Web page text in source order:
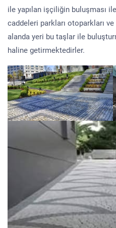
ile yapılan işçiliğin buluşması
caddeleri parkları otoparkları
alanda yeri bu taşlar ile
haline getirmektedirler.